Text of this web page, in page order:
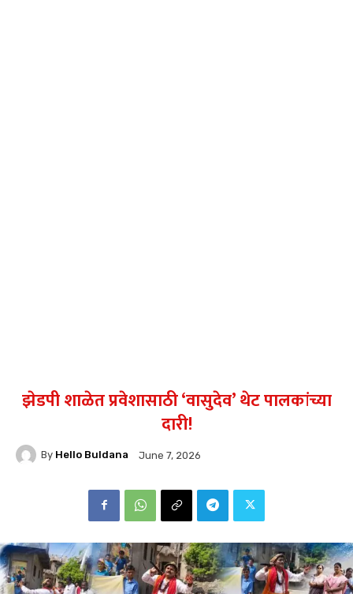
झेडपी शाळेत प्रवेशासाठी ‘वासुदेव’ थेट पालकांच्या
दारी!
By Hello Buldana June 7, 2026